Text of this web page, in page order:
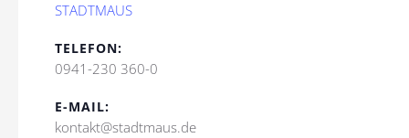
STADTMAUS
TELEFON:
0941-230 360-0
E-MAIL:
kontakt@stadtmaus.de